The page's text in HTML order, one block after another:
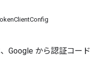
、Google から認証コ